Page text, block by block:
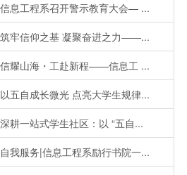
信息工程系召开警示教育大会— ...
筑牢信仰之基 凝聚奋进之力——...
信耀山海・工赴新程——信息工 ...
以五自成长微光 点亮大学生规律...
深耕一站式学生社区：以 “五自...
自我服务|信息工程系励行书院一...